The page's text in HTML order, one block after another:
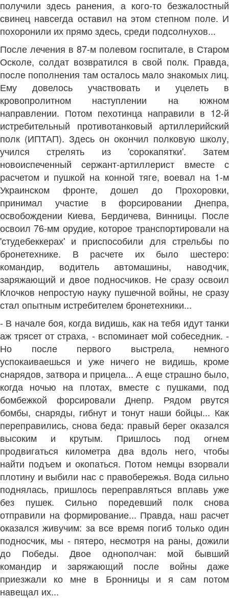
получили здесь ранения, а кого-то безжалостный
свинец навсегда оставил на этом степном поле. И
похоронили их прямо здесь, среди подсолнухов...
После лечения в 87-м полевом госпитале, в Старом
Осколе, солдат возвратился в свой полк. Правда,
после пополнения там осталось мало знакомых лиц.
Ему довелось участвовать и уцелеть в
кровопролитном наступлении на южном
направлении. Потом пехотинца направили в 12-й
истребительный противотанковый артиллерийский
полк (ИПТАП). Здесь он окончил полковую школу,
учился стрелять из 'сорокапятки'. Затем
новоиспеченный сержант-артиллерист вместе с
расчетом и пушкой на конной тяге, воевал на 1-м
Украинском фронте, дошел до Прохоровки,
принимал участие в форсировании Днепра,
освобождении Киева, Бердичева, Винницы. После
освоил 76-мм орудие, которое транспортировали на
'студебеккерах' и приспособили для стрельбы по
бронетехнике. В расчете их было шестеро:
командир, водитель автомашины, наводчик,
заряжающий и двое подносчиков. Не сразу освоил
Клочков непростую науку пушечной войны, не сразу
стал опытным истребителем бронетехники...
- В начале боя, когда видишь, как на тебя идут танки
аж трясет от страха, - вспоминает мой собеседник. -
Но после первого выстрела, немного
успокаиваешься и уже ничего не видишь, кроме
снарядов, затвора и прицела... А еще страшно было,
когда ночью на плотах, вместе с пушками, под
бомбежкой форсировали Днепр. Рядом рвутся
бомбы, снаряды, гибнут и тонут наши бойцы... Как
переправились, снова беда: правый берег оказался
высоким и крутым. Пришлось под огнем
продвигаться километра два вдоль него, чтобы
найти подъем и окопаться. Потом немцы взорвали
плотину и выбили нас с правобережья. Вода сильно
поднялась, пришлось переправляться вплавь уже
без пушек. Сильно поредевший полк снова
отправили на формирование... Правда, наш расчет
оказался живучим: за все время погиб только один
подносчик, мы - пятеро, несмотря на раны, дожили
до Победы. Двое однополчан: мой бывший
командир и заряжающий после войны даже
приезжали ко мне в Бронницы и я сам потом
навещал их...